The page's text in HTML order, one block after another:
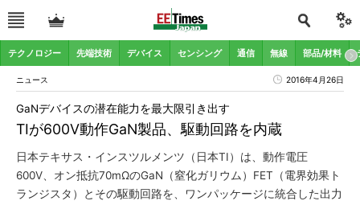
テクノロジー 先端技術 デバイス センシング 通信 無線 部品/材料
ニュース 2016年4月26日
TIが600V動作GaN製品、駆動回路を内蔵
GaNデバイスの潜在能力を最大限引き出す
日本テキサス・インスツルメンツ（日本TI）は、動作電圧
600V、オン抵抗70mΩのGaN（窒化ガリウム）FET（電界効果ト
ランジスタ）とその駆動回路を、ワンパッケージに統合した出力